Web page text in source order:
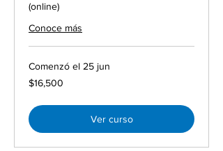
(online)
Conoce más
Comenzó el 25 jun
16,500
pesos
$16,500
Ver curso